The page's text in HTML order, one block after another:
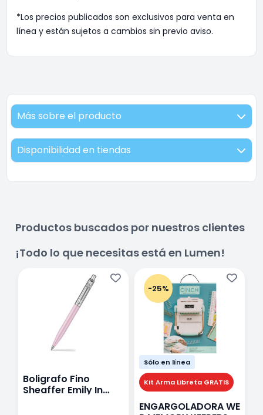
*Los precios publicados son exclusivos para venta en
línea y están sujetos a cambios sin previo aviso.
Más sobre el producto
Disponibilidad en tiendas
Productos buscados por nuestros clientes
¡Todo lo que necesitas está en Lumen!
Boligrafo Fino
Sheaffer Emily In
-25%
Sólo en línea
Kit Arma Libreta GRATIS
ENGARGOLADORA WE